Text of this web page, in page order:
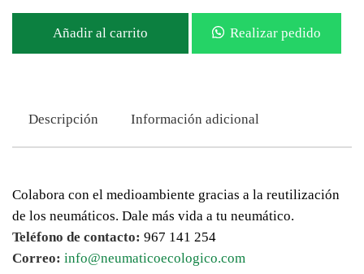
Añadir al carrito Realizar pedido
Descripción Información adicional
Colabora con el medioambiente gracias a la reutilización
de los neumáticos. Dale más vida a tu neumático.
Teléfono de contacto: 967 141 254
Correo: info@neumaticoecologico.com